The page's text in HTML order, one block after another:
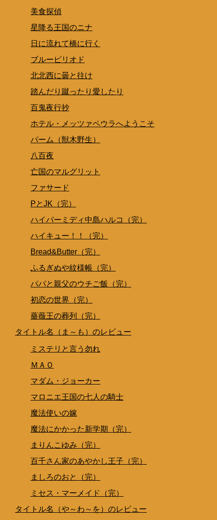
美食探偵
星降る王国のニナ
日に流れて橋に行く
ブルーピリオド
北北西に曇と往け
踏んだり蹴ったり愛したり
百鬼夜行抄
ホテル・メッツァペウラへようこそ
パーム（獣木野生）
八百夜
亡国のマルグリット
ファサード
PとJK（完）
ハイパーミディ中島ハルコ（完）
ハイキュー！！（完）
Bread&Butter（完）
ふるぎぬや紋様帳（完）
パパと親父のウチご飯（完）
初恋の世界（完）
薔薇王の葬列（完）
タイトル名（ま～も）のレビュー
ミステリと言う勿れ
ＭＡＯ
マダム・ジョーカー
マロニエ王国の七人の騎士
魔法使いの嫁
魔法にかかった新学期（完）
まりんこゆみ（完）
百千さん家のあやかし王子（完）
ましろのおと（完）
ミセス・マーメイド（完）
タイトル名（や～わ～を）のレビュー